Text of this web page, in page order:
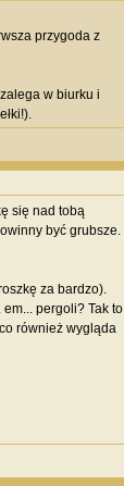
przygoda z
w biurku i
się nad tobą
być grubsze. I
za bardzo).
pergoli? Tak to
również wygląda